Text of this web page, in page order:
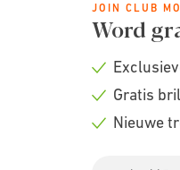
JOIN CLUB
Word
Check
Check
Gratis
Nieuwe